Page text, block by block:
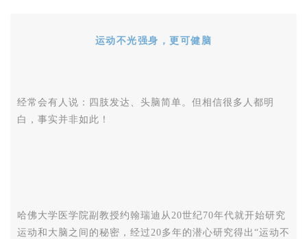
运动不光强身，更可健脑
经常会有人说：四肢发达、头脑简单。 但相信很多人都明
白，事实并非如此！
哈佛大学医学院副教授约翰瑞迪从20世纪70年代就开始研究
运动和大脑之间的秘密，经过20多年的潜心研究得出“运动不